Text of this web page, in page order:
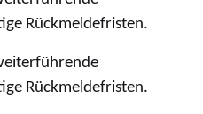
Rückmeldefristen.
Rückmeldefristen.